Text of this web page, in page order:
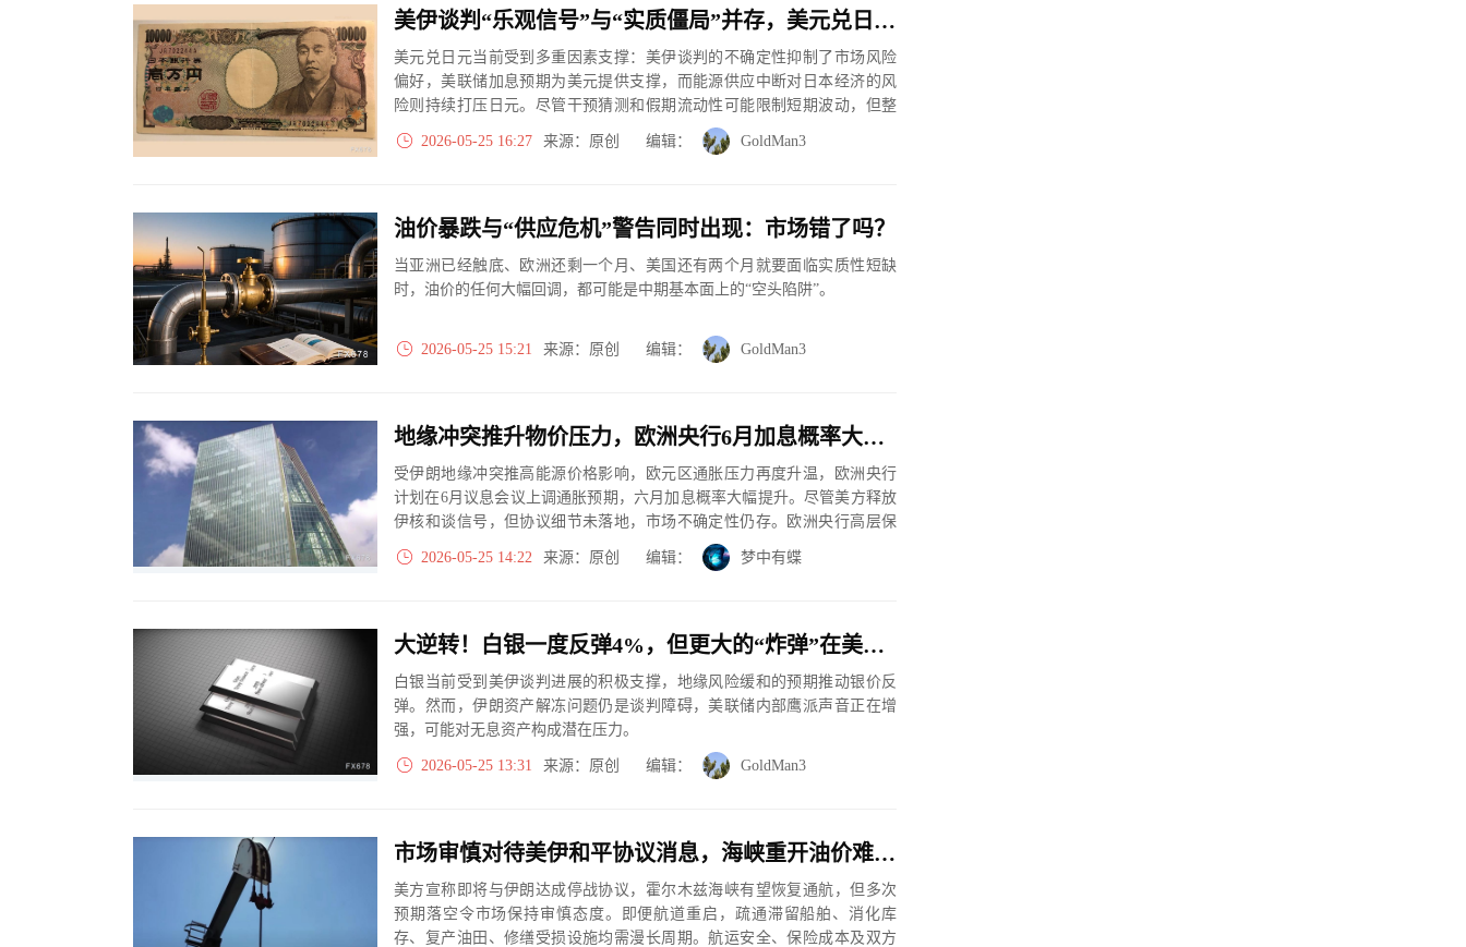
美伊谈判“乐观信号”与“实质僵局”并存，美元兑日元低开后反弹
美元兑日元当前受到多重因素支撑：美伊谈判的不确定性抑制了市场风险
偏好，美联储加息预期为美元提供支撑，而能源供应中断对日本经济的风
险则持续打压日元。尽管干预猜测和假期流动性可能限制短期波动，但整
体基本面环境仍指向美元兑日...
2026-05-25 16:27 来源：原创 编辑： GoldMan3
油价暴跌与“供应危机”警告同时出现：市场错了吗？
当亚洲已经触底、欧洲还剩一个月、美国还有两个月就要面临实质性短缺
时，油价的任何大幅回调，都可能是中期基本面上的“空头陷阱”。
2026-05-25 15:21 来源：原创 编辑： GoldMan3
地缘冲突推升物价压力，欧洲央行6月加息概率大幅走高
受伊朗地缘冲突推高能源价格影响，欧元区通胀压力再度升温，欧洲央行
计划在6月议息会议上调通胀预期，六月加息概率大幅提升。尽管美方释放
伊核和谈信号，但协议细节未落地，市场不确定性仍存。欧洲央行高层保
持审慎态度，将依据经济数...
2026-05-25 14:22 来源：原创 编辑： 梦中有蝶
大逆转！白银一度反弹4%，但更大的“炸弹”在美联储：10月加息概率飙至55%
白银当前受到美伊谈判进展的积极支撑，地缘风险缓和的预期推动银价反
弹。然而，伊朗资产解冻问题仍是谈判障碍，美联储内部鹰派声音正在增
强，可能对无息资产构成潜在压力。
2026-05-25 13:31 来源：原创 编辑： GoldMan3
市场审慎对待美伊和平协议消息，海峡重开油价难归原位
美方宣称即将与伊朗达成停战协议，霍尔木兹海峡有望恢复通航，但多次
预期落空令市场保持审慎态度。即便航道重启，疏通滞留船舶、消化库
存、复产油田、修缮受损设施均需漫长周期。航运安全、保险成本及双方